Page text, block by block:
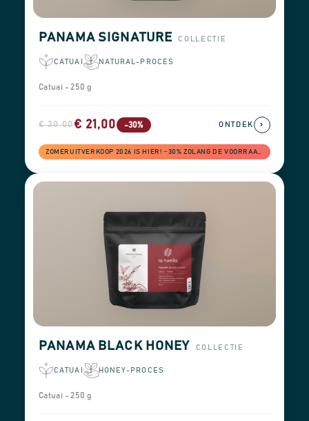
PANAMA SIGNATURE COLLECTIE
CATUAI NATURAL-PROCES
Catuai - 250 g
€ 30,00€ 21,00 -30%
ZOMERUITVERKOOP 2026 IS HIER! −30% ZOLANG DE VOORRAAD STREKT
ONTDEK ›
PANAMA BLACK HONEY COLLECTIE
CATUAI HONEY-PROCES
Catuai - 250 g